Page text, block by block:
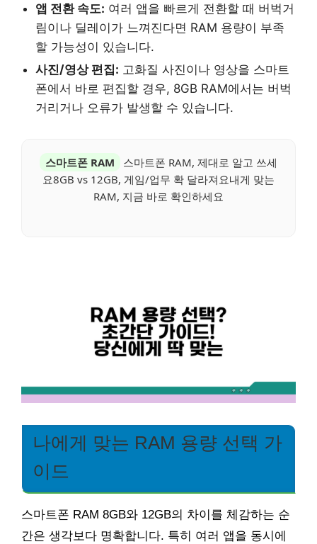
앱 전환 속도: 여러 앱을 빠르게 전환할 때 버벅거
림이나 딜레이가 느껴진다면 RAM 용량이 부족
할 가능성이 있습니다.
사진/영상 편집: 고화질 사진이나 영상을 스마트
폰에서 바로 편집할 경우, 8GB RAM에서는 버벅
거리거나 오류가 발생할 수 있습니다.
스마트폰 RAM
스마트폰 RAM, 제대로 알고 쓰세
요8GB vs 12GB, 게임/업무 확 달라져요내게 맞는
RAM, 지금 바로 확인하세요
나에게 맞는 RAM 용량 선택 가
이드
스마트폰 RAM 8GB와 12GB의 차이를 체감하는 순
간은 생각보다 명확합니다. 특히 여러 앱을 동시에